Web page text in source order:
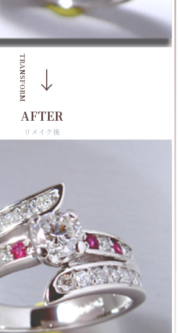
→
TRANSFORM
AFTER
リメイク後